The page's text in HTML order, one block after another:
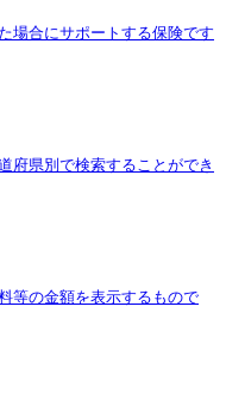
場合にサポートする保険です
府県別で検索することができ
等の金額を表示するもので